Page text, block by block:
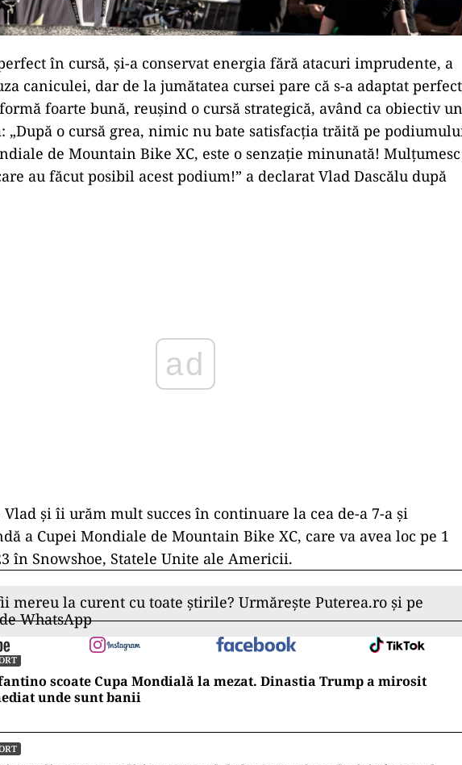
în cursă, și-a conservat energia fără atacuri imprudente, a
caniculei, dar de la jumătatea cursei pare că s-a adaptat
foarte bună, reuşind o cursă strategică, având ca obiectiv un
„După o cursă grea, nimic nu bate satisfacția trăită pe
de Mountain Bike XC, este o senzație minunată! Mulțumesc
au făcut posibil acest podium!” a declarat Vlad Dascălu după
şi îi urăm mult succes în continuare la cea de-a 7-a şi
a Cupei Mondiale de Mountain Bike XC, care va avea loc pe 1
în Snowshoe, Statele Unite ale Americii.
mereu la curent cu toate știrile? Urmărește Puterea.ro și pe
WhatsApp
scoate Cupa Mondială la mezat. Dinastia Trump a mirosit
unde sunt banii